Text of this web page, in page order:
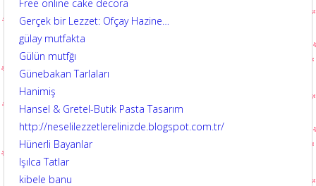
Free online cake decora
Gerçek bir Lezzet: Ofçay Hazine…
gülay mutfakta
Gülün mutfğı
Günebakan Tarlaları
Hanimiş
Hansel & Gretel-Butik Pasta Tasarım
http://neselilezzetlerelinizde.blogspot.com.tr/
Hünerli Bayanlar
Işılca Tatlar
kibele banu